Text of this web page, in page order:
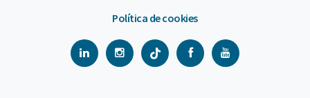
Política de cookies